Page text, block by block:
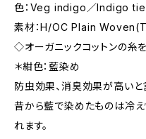
色：Veg indigo／Indigo
素材：H/OC Plain
◇オーガニックコットンの糸を
＊紺色：藍染め
防虫効果、消臭効果が高いと
昔から藍で染めたものは冷
れます。